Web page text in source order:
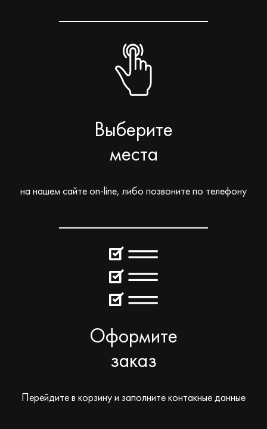
Выберите
места
на нашем сайте on-line, либо позвоните по телефону
Оформите
заказ
Перейдите в корзину и заполните контакные данные